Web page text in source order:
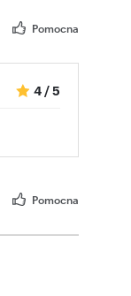
Pomocna
4 /5
Pomocna